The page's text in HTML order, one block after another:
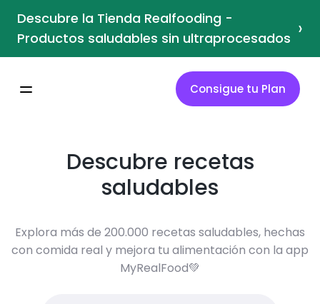
Descubre la Tienda Realfooding -
Productos saludables sin ultraprocesados ›
Consigue tu Plan
Descubre recetas
saludables
Explora más de 200.000 recetas saludables, hechas
con comida real y mejora tu alimentación con la app
MyRealFood💚